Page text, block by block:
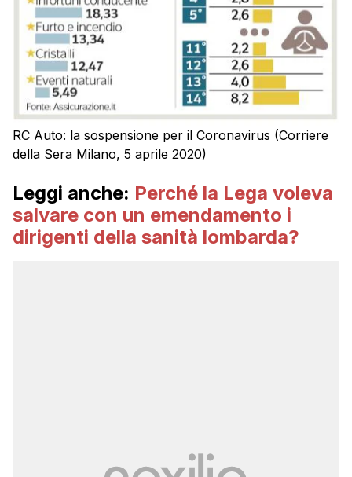
RC Auto: la sospensione per il Coronavirus (Corriere
della Sera Milano, 5 aprile 2020)
Leggi anche: Perché la Lega voleva
salvare con un emendamento i
dirigenti della sanità lombarda?